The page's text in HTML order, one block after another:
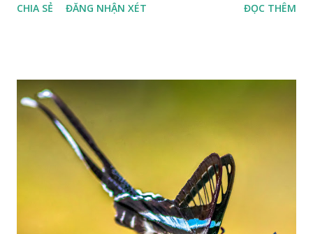
CHIA SẺ ĐĂNG NHẬN XÉT ĐỌC THÊM